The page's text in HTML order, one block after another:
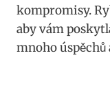
kompromisy.
aby vám
mnoho